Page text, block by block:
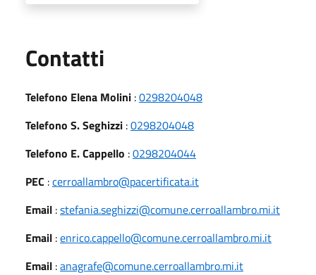
Contatti
Telefono Elena Molini :0298204048
Telefono S. Seghizzi :0298204048
Telefono E. Cappello :0298204044
PEC :cerroallambro@pacertificata.it
Email :stefania.seghizzi@comune.cerroallambro.mi.it
Email :enrico.cappello@comune.cerroallambro.mi.it
Email :anagrafe@comune.cerroallambro.mi.it